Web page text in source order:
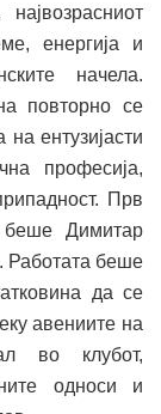
енергија и
начела.
повторно се
ентузијасти
професија,
Прв
беше Димитар
Работата беше
да се
авениите на
во клубот,
односи и